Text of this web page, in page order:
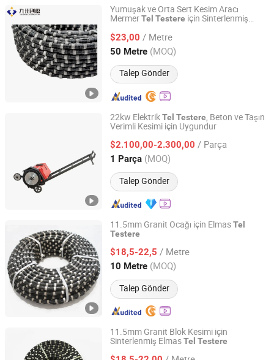
Yumuşak ve Orta Sert Kesim Aracı
MermerTel Testere için Sinterlenmiş
$23,00 / Metre
50 Metre (MOQ)
Talep Gönder
Quanzhou Jiuzhou Chuang Yuan Machinery Co., Ltd.
Fujian, China Fiyat 2019
22kw ElektrikTel Testere, Beton ve Taşın
Verimli Kesimi için Uygundur
$2.100,00-2.300,00 / Parça
1 Parça (MOQ)
Talep Gönder
Yancheng Link Import and Export Co., Ltd
Jiangsu, China Fiyat 2026
11.5mm Granit Ocağı için ElmasTel
Testere
$18,5-22,5 / Metre
10 Metre (MOQ)
Talep Gönder
Jiangxi Xinguang Diamond Tools Co., Ltd.
Jiangxi, China Fiyat 2014
11.5mm Granit Blok Kesimi için
Sinterlenmiş ElmasTel Testere
Jiangxi Xinguang Diamond Tools Co., Ltd.